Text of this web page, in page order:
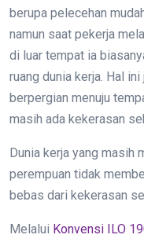
berupa pelecehan
namun saat pekerja
di luar tempat ia
ruang dunia kerja. Hal
berpergian menuju
masih ada kekerasan
Dunia kerja yang masih
perempuan tidak
bebas dari kekerasan
Melalui Konvensi ILO